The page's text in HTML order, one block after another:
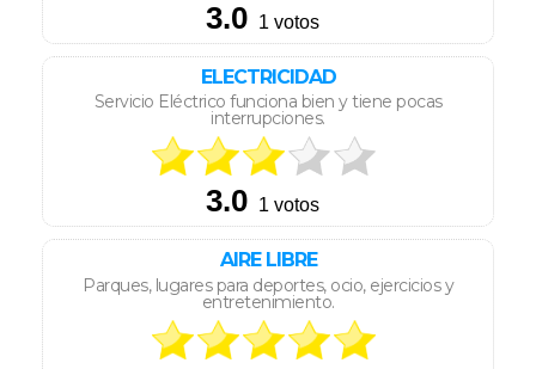
ELECTRICIDAD
Servicio Eléctrico funciona bien y tiene pocas
interrupciones.
AIRE LIBRE
Parques, lugares para deportes, ocio, ejercicios y
entretenimiento.